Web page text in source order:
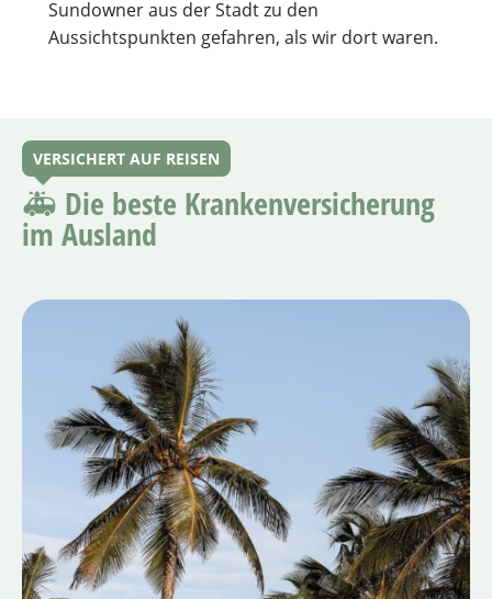
Sundowner aus der Stadt zu den
Aussichtspunkten gefahren, als wir dort waren.
VERSICHERT AUF REISEN
🚑 Die beste Krankenversicherung
im Ausland